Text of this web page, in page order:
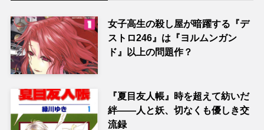
女子高生の殺し屋が暗躍する『デ
ストロ246』は『ヨルムンガン
ド』以上の問題作？
『夏目友人帳』時を超えて紡いだ
絆――人と妖、切なくも優しき交
流録